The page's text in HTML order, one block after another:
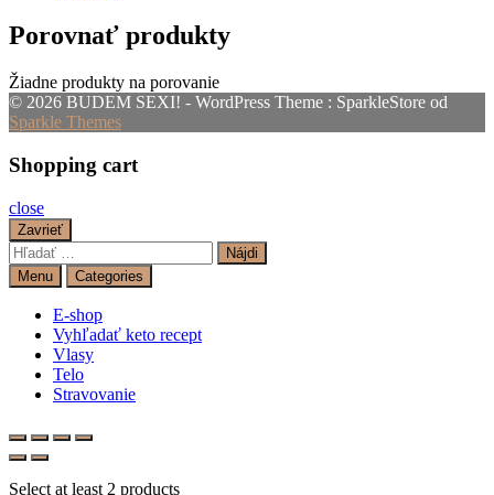
Porovnať produkty
Žiadne produkty na porovanie
© 2026 BUDEM SEXI! - WordPress Theme : SparkleStore od
Sparkle Themes
Shopping cart
close
Zavrieť
Hľadať:
Menu Categories
E-shop
Vyhľadať keto recept
Vlasy
Telo
Stravovanie
Select at least 2 products